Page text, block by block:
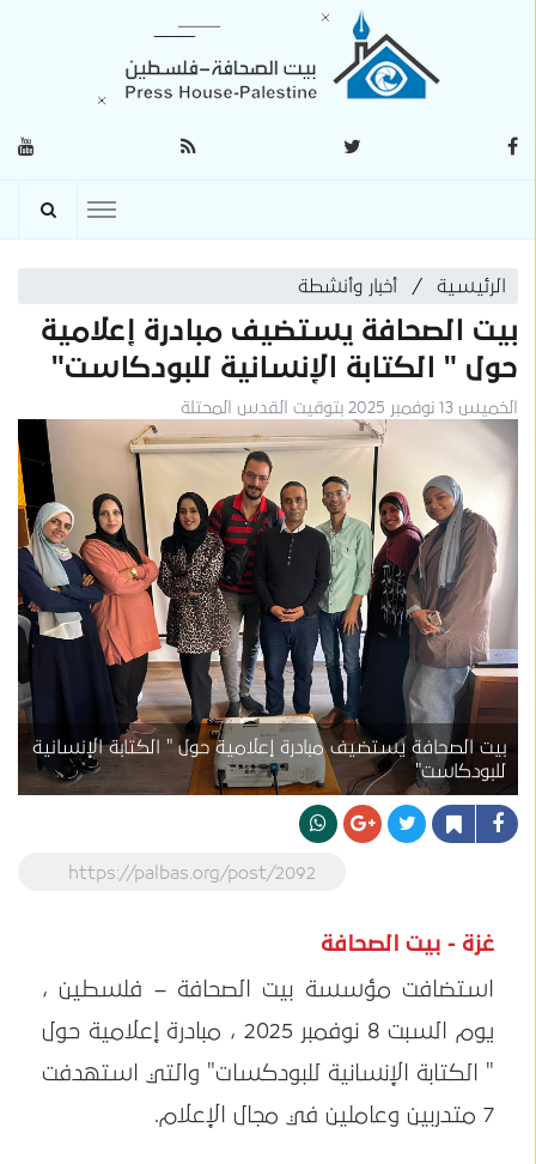
الرئيسية أخبار وأنشطة
بيت الصحافة يستضيف مبادرة إعلامية
حول " الكتابة الإنسانية للبودكاست"
الخميس 13 نوفمبر 2025 بتوقيت القدس المحتلة
بيت الصحافة يستضيف مبادرة إعلامية حول " الكتابة الإنسانية
للبودكاست"
https://palbas.org/post/2092
غزة - بيت الصحافة
استضافت مؤسسة بيت الصحافة – فلسطين ،
يوم السبت 8 نوفمبر 2025 ، مبادرة إعلامية حول
" الكتابة الإنسانية للبودكسات" والتي استهدفت
7 متدربين وعاملين في مجال الإعلام.